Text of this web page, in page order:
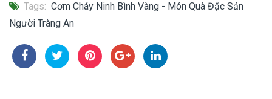
Tags: Cơm Cháy Ninh Bình Vàng - Món Quà Đặc Sản
Người Tràng An